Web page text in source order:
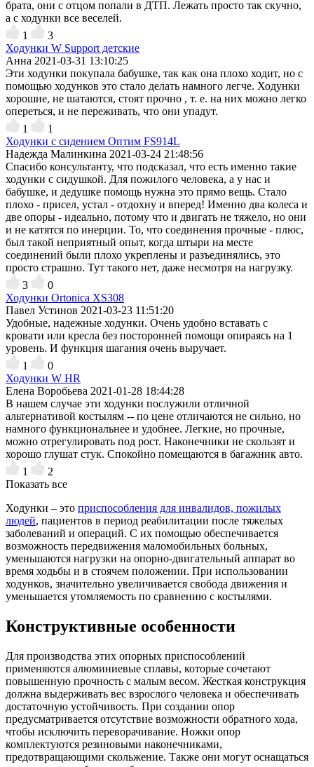
брата, они с отцом попали в ДТП. Лежать просто так скучно,
а с ходунки все веселей.
1
3
Ходунки W Support детские
Анна 2021-03-31 13:10:25
Эти ходунки покупала бабушке, так как она плохо ходит, но с
помощью ходунков это стало делать намного легче. Ходунки
хорошие, не шатаются, стоят прочно , т. е. на них можно легко
опереться, и не переживать, что они упадут.
1
1
Ходунки с сидением Оптим FS914L
Надежда Малинкина 2021-03-24 21:48:56
Спасибо консультанту, что подсказал, что есть именно такие
ходунки с сидушкой. Для пожилого человека, а у нас и
бабушке, и дедушке помощь нужна это прямо вещь. Стало
плохо - присел, устал - отдохну и вперед! Именно два колеса и
две опоры - идеально, потому что и двигать не тяжело, но они
и не катятся по инерции. То, что соединения прочные - плюс,
был такой неприятный опыт, когда штыри на месте
соединений были плохо укреплены и разъединялись, это
просто страшно. Тут такого нет, даже несмотря на нагрузку.
3
0
Ходунки Ortonica XS308
Павел Устинов 2021-03-23 11:51:20
Удобные, надежные ходунки. Очень удобно вставать с
кровати или кресла без посторонней помощи опираясь на 1
уровень. И функция шагания очень выручает.
1
0
Ходунки W HR
Елена Воробьева 2021-01-28 18:44:28
В нашем случае эти ходунки послужили отличной
альтернативой костылям -- по цене отличаются не сильно, но
намного функциональнее и удобнее. Легкие, но прочные,
можно отрегулировать под рост. Наконечники не скользят и
хорошо глушат стук. Спокойно помещаются в багажник авто.
1
2
Показать все
Ходунки – это приспособления для инвалидов, пожилых
людей, пациентов в период реабилитации после тяжелых
заболеваний и операций. С их помощью обеспечивается
возможность передвижения маломобильных больных,
уменьшаются нагрузки на опорно-двигательный аппарат во
время ходьбы и в стоячем положении. При использовании
ходунков, значительно увеличивается свобода движения и
уменьшается утомляемость по сравнению с костылями.
Конструктивные особенности
Для производства этих опорных приспособлений
применяются алюминиевые сплавы, которые сочетают
повышенную прочность с малым весом. Жесткая конструкция
должна выдерживать вес взрослого человека и обеспечивать
достаточную устойчивость. При создании опор
предусматривается отсутствие возможности обратного хода,
чтобы исключить переворачивание. Ножки опор
комплектуются резиновыми наконечниками,
предотвращающими скольжение. Также они могут оснащаться